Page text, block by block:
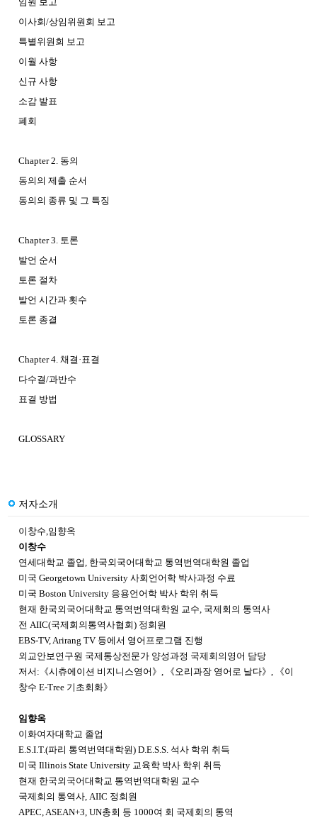
이사회/상임위원회 보고
특별위원회 보고
이월 사항
신규 사항
소감 발표
폐회
Chapter 2. 동의
동의의 제출 순서
동의의 종류 및 그 특징
Chapter 3. 토론
발언 순서
토론 절차
발언 시간과 횟수
토론 종결
Chapter 4. 채결·표결
다수결/과반수
표결 방법
GLOSSARY
저자소개
이창수,임향옥
이창수
연세대학교 졸업, 한국외국어대학교 통역번역대학원 졸업
미국 Georgetown University 사회언어학 박사과정 수료
미국 Boston University 응용언어학 박사 학위 취득
현재 한국외국어대학교 통역번역대학원 교수, 국제회의 통역사
전 AIIC(국제회의통역사협회) 정회원
EBS-TV, Arirang TV 등에서 영어프로그램 진행
외교안보연구원 국제통상전문가 양성과정 국제회의영어 담당
저서:《시츄에이션 비지니스영어》, 《오리과장 영어로 날다》, 《이
창수 E-Tree 기초회화》
임향옥
이화여자대학교 졸업
E.S.I.T.(파리 통역번역대학원) D.E.S.S. 석사 학위 취득
미국 Illinois State University 교육학 박사 학위 취득
현재 한국외국어대학교 통역번역대학원 교수
국제회의 통역사, AIIC 정회원
APEC, ASEAN+3, UN총회 등 1000여 회 국제회의 통역